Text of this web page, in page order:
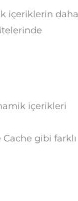
içeriklerin daha
içerikleri
gibi farklı